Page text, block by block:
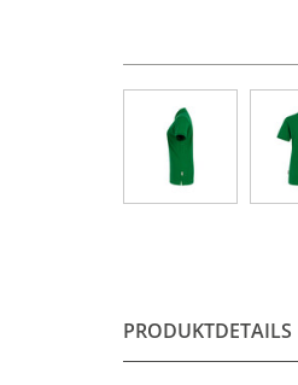
PRODUKTDETAILS